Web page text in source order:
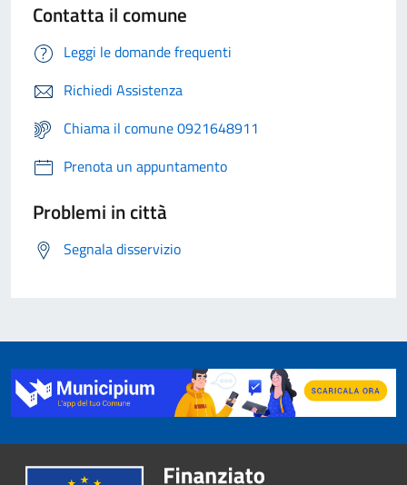
Contatta il comune
Leggi le domande frequenti
Richiedi Assistenza
Chiama il comune 0921648911
Prenota un appuntamento
Problemi in città
Segnala disservizio